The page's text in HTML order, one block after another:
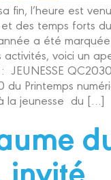
fin, l’heure est
des temps forts
a été marquée
activités, voici un
JEUNESSE
du Printemps
la jeunesse du […]
invité